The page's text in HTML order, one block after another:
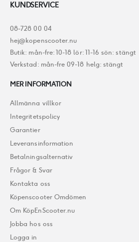
KUNDSERVICE
08-728 00 04
hej@kopenscooter.nu
Butik: mån-fre: 10-18 lör: 11-16 sön: stängt
Verkstad: mån-fre 09-18 helg: stängt
MER INFORMATION
Allmänna villkor
Integritetspolicy
Garantier
Leveransinformation
Betalningsalternativ
Frågor & Svar
Kontakta oss
Köpenscooter Omdömen
Om KöpEnScooter.nu
Jobba hos oss
Logga in